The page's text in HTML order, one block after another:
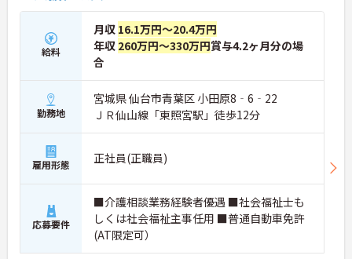
給料
月収 16.1万円～20.4万円
年収 260万円～330万円賞与4.2ヶ月分の場
合
勤務地
宮城県 仙台市青葉区 小田原8‐6‐22
ＪＲ仙山線「東照宮駅」徒歩12分
雇用形態 正社員(正職員)
応募要件
■介護相談業務経験者優遇 ■社会福祉士も
しくは社会福祉主事任用 ■普通自動車免許
(AT限定可）